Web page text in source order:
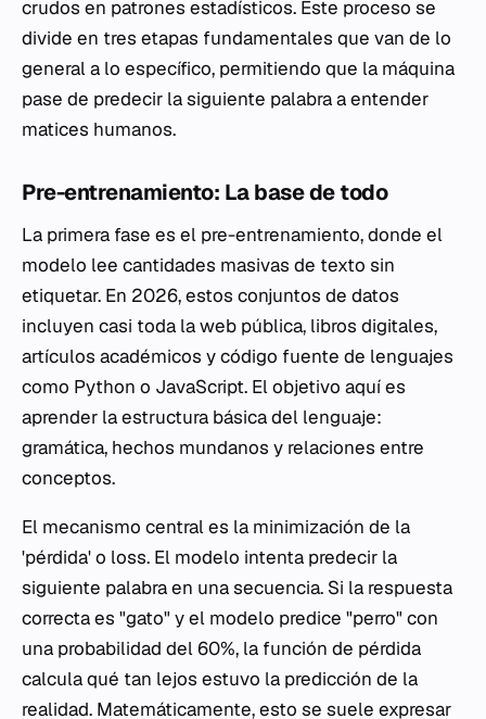
crudos en patrones estadísticos. Este proceso se
divide en tres etapas fundamentales que van de lo
general a lo específico, permitiendo que la máquina
pase de predecir la siguiente palabra a entender
matices humanos.
Pre-entrenamiento: La base de todo
La primera fase es el pre-entrenamiento, donde el
modelo lee cantidades masivas de texto sin
etiquetar. En 2026, estos conjuntos de datos
incluyen casi toda la web pública, libros digitales,
artículos académicos y código fuente de lenguajes
como Python o JavaScript. El objetivo aquí es
aprender la estructura básica del lenguaje:
gramática, hechos mundanos y relaciones entre
conceptos.
El mecanismo central es la minimización de la
'pérdida' o loss. El modelo intenta predecir la
siguiente palabra en una secuencia. Si la respuesta
correcta es "gato" y el modelo predice "perro" con
una probabilidad del 60%, la función de pérdida
calcula qué tan lejos estuvo la predicción de la
realidad. Matemáticamente, esto se suele expresar